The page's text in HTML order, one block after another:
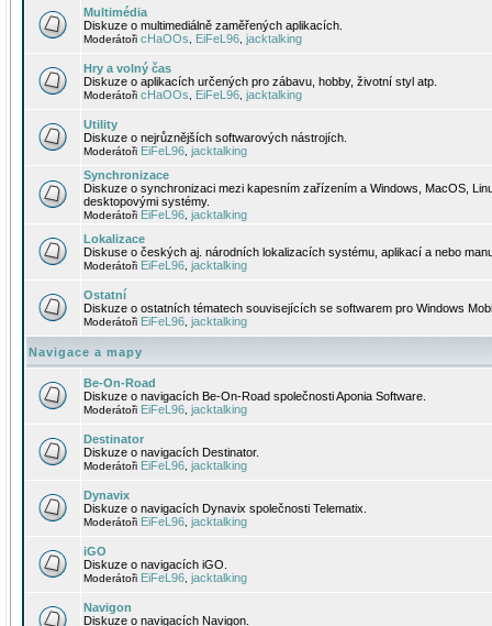
Multimédia
Diskuze o multimediálně zaměřených aplikacích.
Moderátoři cHaOOs EiFeL96 jacktalking
Hry a volný čas
Diskuze o aplikacích určených pro zábavu, hobby, životní styl atp.
Moderátoři cHaOOs EiFeL96 jacktalking
Utility
Diskuze o nejrůznějších softwarových nástrojích.
Moderátoři EiFeL96 jacktalking
Synchronizace
Diskuze o synchronizaci mezi kapesním zařízením a Windows, MacOS,
desktopovými systémy.
Moderátoři EiFeL96 jacktalking
Lokalizace
Diskuse o českých aj. národních lokalizacích systému, aplikací a nebo
Moderátoři EiFeL96 jacktalking
Ostatní
Diskuze o ostatních tématech souvisejících se softwarem pro Windows
Moderátoři EiFeL96 jacktalking
Navigace a mapy
Be-On-Road
Diskuze o navigacích Be-On-Road společnosti Aponia Software.
Moderátoři EiFeL96 jacktalking
Destinator
Diskuze o navigacích Destinator.
Moderátoři EiFeL96 jacktalking
Dynavix
Diskuze o navigacích Dynavix společnosti Telematix.
Moderátoři EiFeL96 jacktalking
iGO
Diskuze o navigacích iGO.
Moderátoři EiFeL96 jacktalking
Navigon
Diskuze o navigacích Navigon.